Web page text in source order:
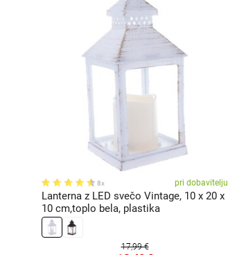
8x pri dobavitelju
Lanterna z LED svečo Vintage, 10 x 20 x
10 cm,toplo bela, plastika
17,99 €